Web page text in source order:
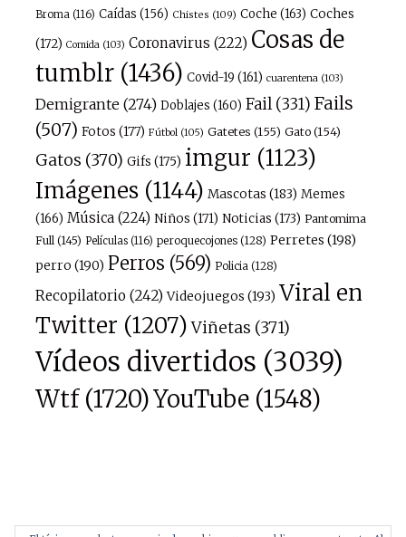
Broma (116) Caídas (156) Chistes (109) Coche (163) Coches
(172) Comida(103) Coronavirus (222) Cosas de
tumblr(1436) Covid-19 (161) cuarentena(103)
Demigrante(274) Doblajes (160) Fail(331) Fails
(507) Fotos (177) Fútbol (105) Gatetes (155) Gato(154)
Gatos (370) Gifs (175) imgur (1123)
Imágenes(1144) Mascotas (183) Memes
(166) Música (224) Niños (171) Noticias (173) Pantomima
Full (145) Películas(116) peroquecojones(128) Perretes (198)
perro (190) Perros (569) Policia (128)
Recopilatorio (242) Videojuegos (193) Viral en
Twitter (1207) Viñetas (371)
Vídeos divertidos (3039)
Wtf(1720)YouTube(1548)